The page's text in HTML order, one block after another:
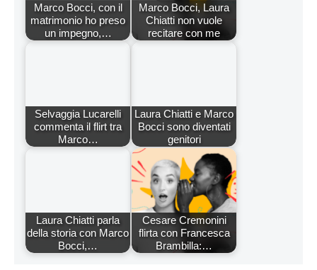
Marco Bocci, con il
matrimonio ho preso
un impegno,…
Marco Bocci, Laura
Chiatti non vuole
recitare con me
Selvaggia Lucarelli
commenta il flirt tra
Marco…
Laura Chiatti e Marco
Bocci sono diventati
genitori
Laura Chiatti parla
della storia con Marco
Bocci,…
Cesare Cremonini
flirta con Francesca
Brambilla:…